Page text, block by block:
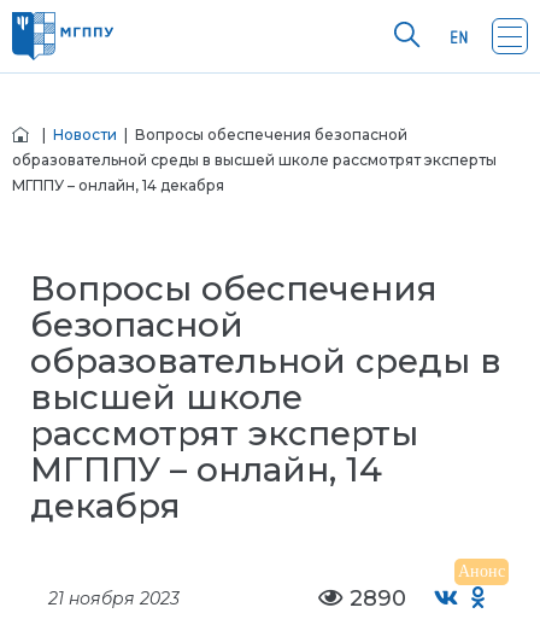
Новости | Вопросы обеспечения безопасной
образовательной среды в высшей школе рассмотрят эксперты
МГППУ – онлайн, 14 декабря
Вопросы обеспечения
безопасной
образовательной среды в
высшей школе
рассмотрят эксперты
МГППУ – онлайн, 14
декабря
Анонс
21 ноября 2023 2890